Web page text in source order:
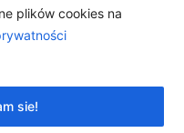
plików cookies na
sie!
Essentials